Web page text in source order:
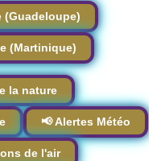
(Guadeloupe)
(Martinique)
la nature
📢 Alertes Météo
de l'air